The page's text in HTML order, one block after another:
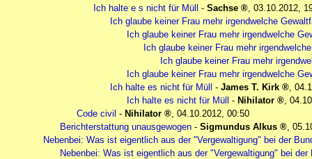
Ich halte e s nicht für Müll
- Sachse
03.10.2012,
Ich glaube keiner Frau mehr irgendwelche
Ich glaube keiner Frau mehr irgendwelche
Ich glaube keiner Frau mehr
Ich glaube keiner Frau mehr
Ich glaube keiner Frau mehr irgendwelche
Ich halte es nicht für Müll
- James T. Kirk
Ich halte es nicht für Müll
- Nihilator
Code civil - Nihilator
04.10.2012, 00:50
Berichterstattung unausgewogen - Sigmundus Alkus
Nebenbei: Was ist eigentlich aus der "Vergewaltigung" bei der
Nebenbei: Was ist eigentlich aus der "Vergewaltigung" bei der